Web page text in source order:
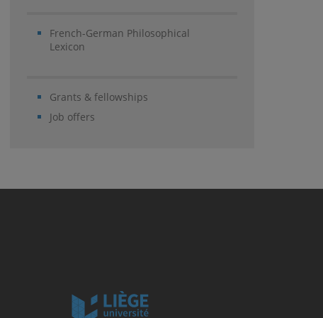
French-German Philosophical
Lexicon
Grants & fellowships
Job offers